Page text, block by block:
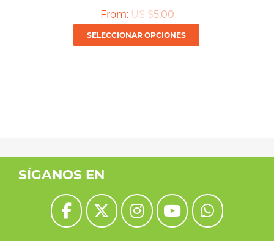
From: US $5.00
SELECCIONAR OPCIONES
elegir
en
SÍGANOS EN